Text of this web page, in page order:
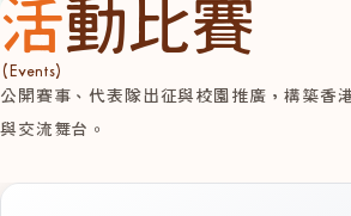
活動比賽
(Events)
公開賽事、代表隊出征與校園推廣，構築香
與交流舞台。